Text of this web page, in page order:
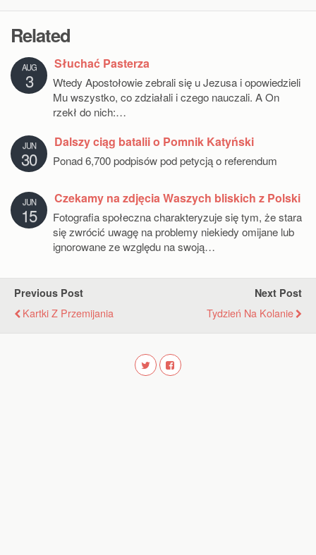
Related
AUG
3
Słuchać Pasterza
Wtedy Apostołowie zebrali się u Jezusa i opowiedzieli
Mu wszystko, co zdziałali i czego nauczali. A On
rzekł do nich:…
JUN
30
Dalszy ciąg batalii o Pomnik Katyński
Ponad 6,700 podpisów pod petycją o referendum
JUN
15
Czekamy na zdjęcia Waszych bliskich z Polski
Fotografia społeczna charakteryzuje się tym, że stara
się zwrócić uwagę na problemy niekiedy omijane lub
ignorowane ze względu na swoją…
Previous Post
Kartki Z Przemijania
Next Post
Tydzień Na Kolanie